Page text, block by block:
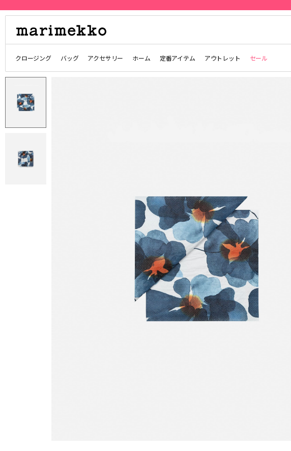
クロージング バッグ アクセサリー ホーム 定番アイテム アウトレット セール